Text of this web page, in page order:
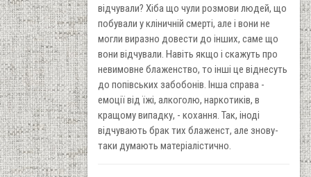
відчували? Хіба що чули розмови людей, що
побували у кліничній смерті, але і вони не
могли виразно довести до інших, саме що
вони відчували. Навіть якщо і скажуть про
невимовне блаженство, то інші це віднесуть
до попівських забобонів. Інша справа -
емоції від їжі, алкоголю, наркотиків, в
кращому випадку, - кохання. Так, іноді
відчувають брак тих блаженст, але знову-
таки думають матеріалістично.